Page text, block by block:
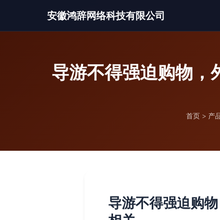
安徽鸿辞网络科技有限公司
导游不得强迫购物
首页 > 产
导游不得强迫购